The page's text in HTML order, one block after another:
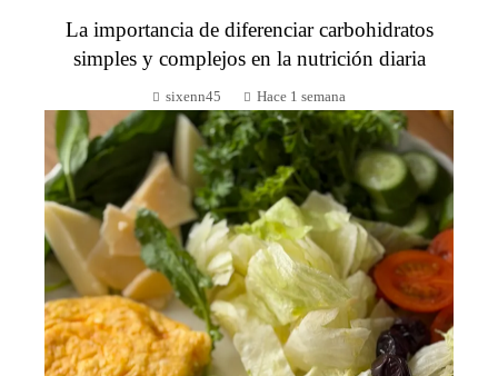
La importancia de diferenciar carbohidratos
simples y complejos en la nutrición diaria
sixenn45 Hace 1 semana